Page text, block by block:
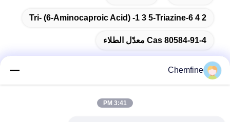
2 4 6-Tri- (6-Aminocaproic Acid) -1 3 5-Triazine
Cas 80584-91-4 معدّل الطلاء
Chemfine
3:41 PM